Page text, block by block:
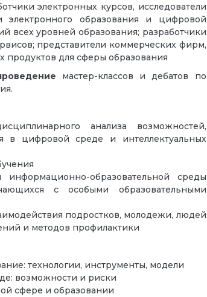
электронных курсов, исследователи
образования и цифровой
всех уровней образования; разработчики
представители коммерческих фирм,
для сферы образования
мастер-классов и дебатов по
анализа возможностей,
в цифровой среде и интеллектуальных
образовательной среды
с особыми образовательными
подростков, молодежи, людей
и методов профилактики
технологии, инструменты, модели
возможности и риски
сфере и образовании